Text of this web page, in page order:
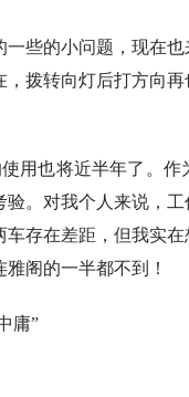
些的小问题，现在
拨转向灯后打方向
用也将近半年了。
。对我个人来说，
存在差距，但我实
阁的一半都不到！